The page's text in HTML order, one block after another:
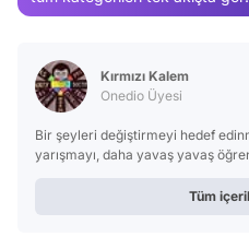
Kırmızı Kalem
Onedio Üyesi
Bir şeyleri değiştirmeyi hedef
yarışmayı, daha yavaş yavaş
Tüm